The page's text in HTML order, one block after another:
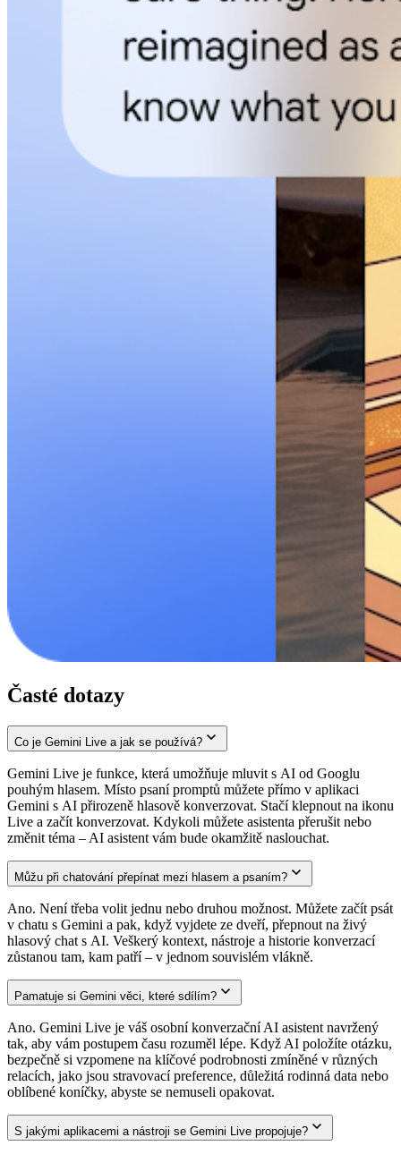
Časté dotazy
Co je Gemini Live a jak se používá?
Gemini Live je funkce, která umožňuje mluvit s AI od Googlu
pouhým hlasem. Místo psaní promptů můžete přímo v aplikaci
Gemini s AI přirozeně hlasově konverzovat. Stačí klepnout na ikonu
Live a začít konverzovat. Kdykoli můžete asistenta přerušit nebo
změnit téma – AI asistent vám bude okamžitě naslouchat.
Můžu při chatování přepínat mezi hlasem a psaním?
Ano. Není třeba volit jednu nebo druhou možnost. Můžete začít psát
v chatu s Gemini a pak, když vyjdete ze dveří, přepnout na živý
hlasový chat s AI. Veškerý kontext, nástroje a historie konverzací
zůstanou tam, kam patří – v jednom souvislém vlákně.
Pamatuje si Gemini věci, které sdílím?
Ano. Gemini Live je váš osobní konverzační AI asistent navržený
tak, aby vám postupem času rozuměl lépe. Když AI položíte otázku,
bezpečně si vzpomene na klíčové podrobnosti zmíněné v různých
relacích, jako jsou stravovací preference, důležitá rodinná data nebo
oblíbené koníčky, abyste se nemuseli opakovat.
S jakými aplikacemi a nástroji se Gemini Live propojuje?